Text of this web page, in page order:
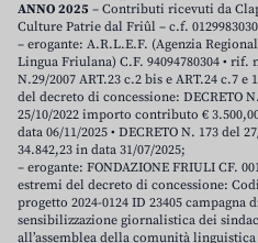
ANNO 2025 – Contributi ricevuti da
Culture Patrie dal Friûl – c.f.
– erogante: A.R.L.E.F. (Agenzia
Lingua Friulana) C.F. 94094780304 • rif.
N.29/2007 ART.23 c.2 bis e ART.24 c.7 e
del decreto di concessione: DECRETO
25/10/2022 importo contributo €
data 06/11/2025 • DECRETO N. 173 del
34.842,23 in data 31/07/2025;
– erogante: FONDAZIONE FRIULI CF.
estremi del decreto di concessione:
progetto 2024-0124 ID 23405 campagna
sensibilizzazione giornalistica dei
all’assemblea della comunità linguistica